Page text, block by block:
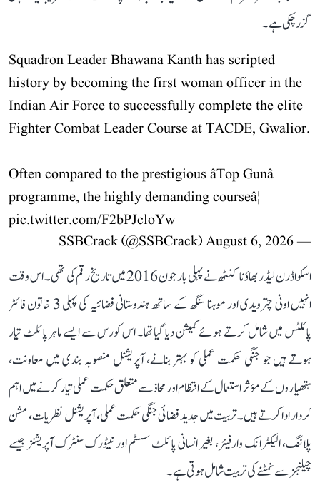
گزر چکی ہے۔
Squadron Leader Bhawana Kanth has scripted
history by becoming the first woman officer in the
Indian Air Force to successfully complete the elite
Fighter Combat Leader Course at TACDE, Gwalior.
Often compared to the prestigious âTop Gunâ
programme, the highly demanding courseâ¦
pic.twitter.com/F2bPJcloYw
— SSBCrack (@SSBCrack)
August 6, 2026
اسکواڈرن لیڈر بھاؤنا کنٹھ نے پہلی بار جون 2016 میں تاریخ رقم کی تھی۔ اس وقت
انہیں اونی چترویدی اور موہنا سنگھ کے ساتھ ہندوستانی فضائیہ کی پہلی 3 خاتون فائٹر
پائلٹس میں شامل کرتے ہوئے کمیشن دیا گیا تھا۔ اس کورس سے ایسے ماہر پائلٹ تیار
ہوتے ہیں جو جنگی حکمت عملی کو بہتر بنانے، آپریشنل منصوبہ بندی میں معاونت،
ہتھیاروں کے مؤثر استعمال کے انتظام اور محاذ سے متعلق حکمت عملی تیار کرنے میں اہم
کردار ادا کرتے ہیں۔ تربیت میں جدید فضائی جنگی حکمت عملی، آپریشنل نظریات، مشن
پلاننگ، الیکٹرانک وارفیئر، بغیر انسانی پائلٹ سسٹم اور نیٹورک سنٹرک آپریشنز جیسے
چیلنجز سے نمٹنے کی تربیت شامل ہوتی ہے۔